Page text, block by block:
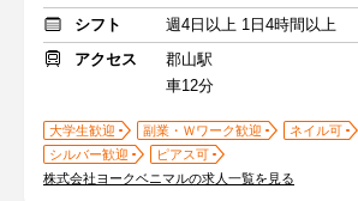
シフト
週4日以上 1日4時間以上
アクセス
郡山駅
車12分
大学生歓迎 副業・Ｗワーク歓迎
ネイル可
シルバー歓迎
ピアス可
株式会社ヨークベニマルの求人一覧を見る